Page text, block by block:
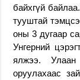
байхгүй
тууштай
оны 3 дугаар
Унгерний
ялжээ.
оруулахаас